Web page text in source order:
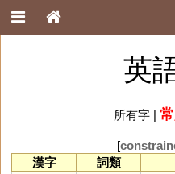
英
所有字|
[
漢字
詞類